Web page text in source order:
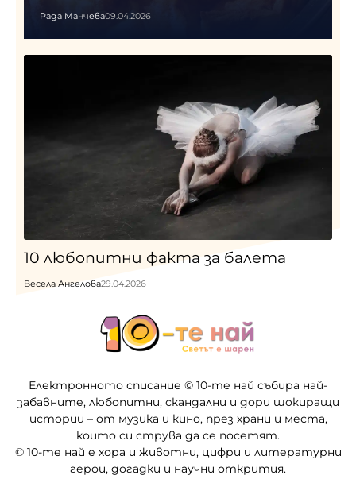
Рада Манчева09.04.2026
10 любопитни факта за балета
Весела Ангелова29.04.2026
Електронното списание © 10-те най събира най-
забавните, любопитни, скандални и дори шокиращи
истории – от музика и кино, през храни и места,
които си струва да се посетят.
© 10-те най е хора и животни, цифри и литературни
герои, догадки и научни открития.